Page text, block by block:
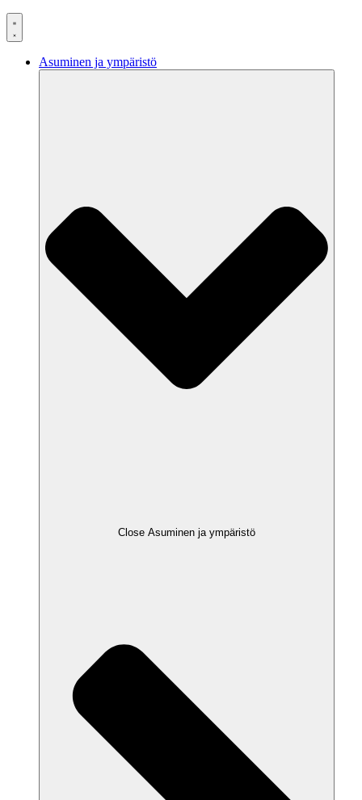
Asuminen ja ympäristö
Close Asuminen ja ympäristö